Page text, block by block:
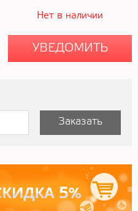
Нет в наличии
УВЕДОМИТЬ
Заказать